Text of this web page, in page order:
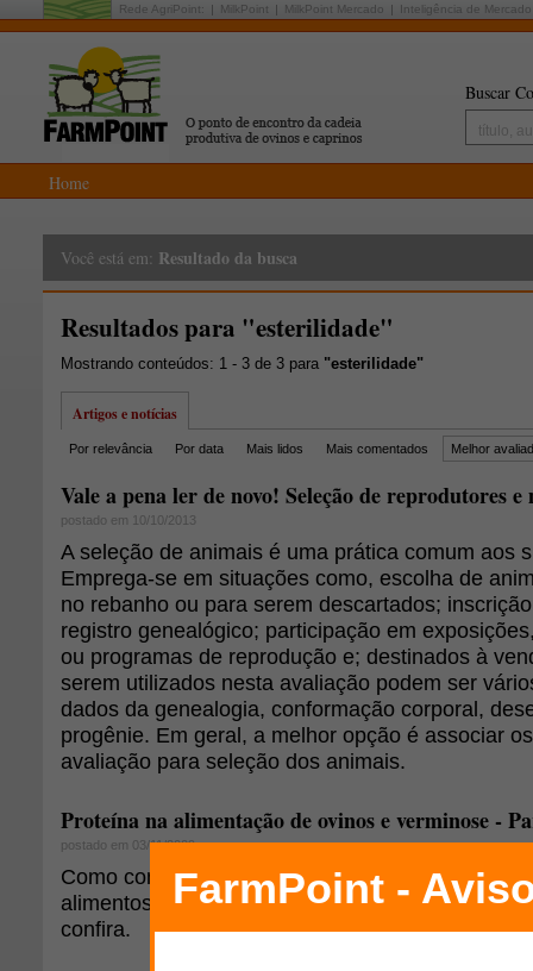
Rede AgriPoint: MilkPoint MilkPoint Mercado Inteligência de Mercado
Buscar
Home
Você está em: Resultado da busca
Resultados para "esterilidade"
Mostrando conteúdos: 1 - 3 de 3 para "esterilidade"
Artigos e notícias
Por relevância Por data Mais lidos Mais comentados Melhor
Vale a pena ler de novo! Seleção de reprodutores e
postado em 10/10/2013
A seleção de animais é uma prática comum aos
Emprega-se em situações como, escolha de
no rebanho ou para serem descartados;
registro genealógico; participação em
ou programas de reprodução e; destinados à
serem utilizados nesta avaliação podem ser
dados da genealogia, conformação corporal,
progênie. Em geral, a melhor opção é associar
avaliação para seleção dos animais.
Proteína na alimentação de ovinos e verminose -
postado em 03/11/2009
Como continuação ao artigo Parte I
, o presente
alimentos utilizados como fonte de proteína para
confira.